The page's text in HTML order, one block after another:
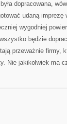
dopracowana,
udaną
wygodniej
będzie
przeważnie firmy,
Nie jakikolwiek ma